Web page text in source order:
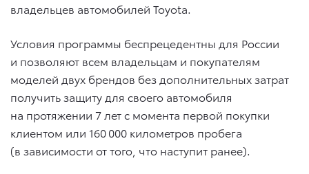
владельцев автомобилей Toyota.
Условия программы беспрецедентны для России
и позволяют всем владельцам и покупателям
моделей двух брендов без дополнительных затрат
получить защиту для своего автомобиля
на протяжении 7 лет с момента первой покупки
клиентом или 160 000 километров пробега
(в зависимости от того, что наступит ранее).